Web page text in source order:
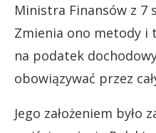
Ministra Finansów z 7
Zmienia ono metody i
na podatek
obowiązywać przez
Jego założeniem było